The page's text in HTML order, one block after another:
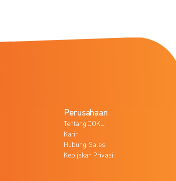
Perusahaan
Tentang DOKU
Karir
Hubungi Sales
Kebijakan Privasi